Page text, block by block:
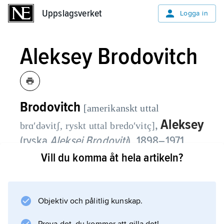
Uppslagsverket Logga in
Aleksey Brodovitch
Brodovitch [amerikanskt uttal
brɑʹdəvitʃ, ryskt uttal brɐdoʹvitç],Aleksey
(ryska Aleksej Brodovitj), 1898–1971,
rysk-amerikansk fotograf, art director
till Paris, där han bl.a. deltog i arbetet med
dekoren till Ballets Russes, och emigrerade
Vill du komma åt hela artikeln?
Objektiv och pålitlig kunskap.